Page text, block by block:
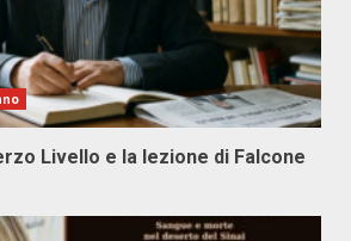
Livello e la lezione di Falcone